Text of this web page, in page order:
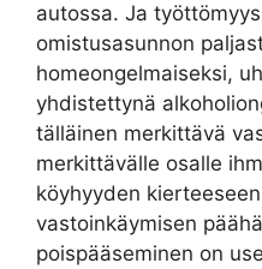
autossa. Ja
omistusasunnon
homeongelmaiseksi,
yhdistettynä
tälläinen merkittävä
merkittävälle osalle
köyhyyden
vastoinkäymisen
poispääseminen on